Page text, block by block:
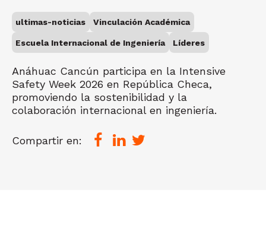
ultimas-noticias Vinculación Académica
Escuela Internacional de Ingeniería Líderes
Anáhuac Cancún participa en la Intensive
Safety Week 2026 en República Checa,
promoviendo la sostenibilidad y la
colaboración internacional en ingeniería.
Compartir en: